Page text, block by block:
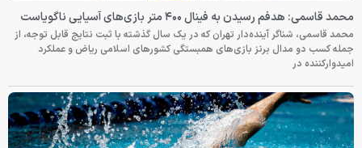
محمد قاسمی: هدفم رسیدن به فینال ۴۰۰ متر بازی‌های آسیایی ناگویاست
محمد قاسمی، شناگر آینده‌دار تهران که در یک سال گذشته با ثبت نتایج قابل توجه، از
جمله کسب دو مدال برنز بازی‌های همبستگی کشورهای اسلامی ریاض و عملکرد
امیدوارکننده در